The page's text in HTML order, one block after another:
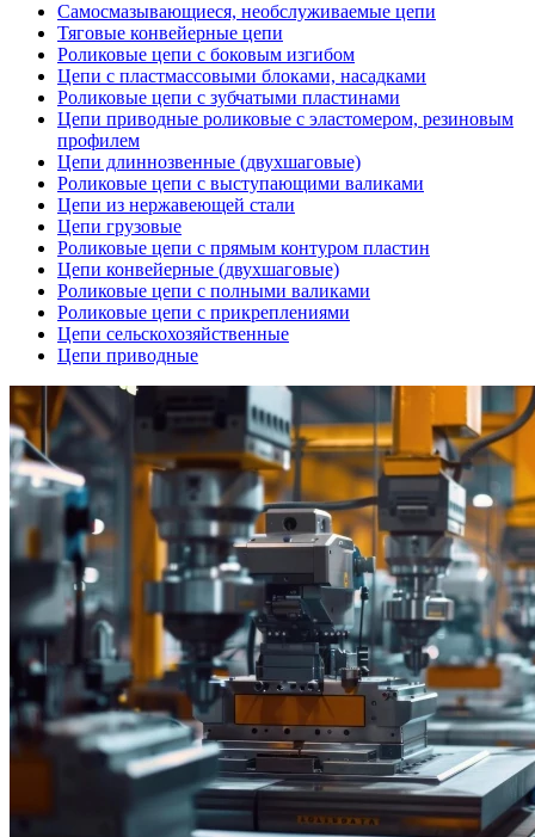
Самосмазывающиеся, необслуживаемые цепи
Тяговые конвейерные цепи
Роликовые цепи с боковым изгибом
Цепи с пластмассовыми блоками, насадками
Роликовые цепи с зубчатыми пластинами
Цепи приводные роликовые с эластомером, резиновым
профилем
Цепи длиннозвенные (двухшаговые)
Роликовые цепи с выступающими валиками
Цепи из нержавеющей стали
Цепи грузовые
Роликовые цепи с прямым контуром пластин
Цепи конвейерные (двухшаговые)
Роликовые цепи с полными валиками
Роликовые цепи с прикреплениями
Цепи сельскохозяйственные
Цепи приводные